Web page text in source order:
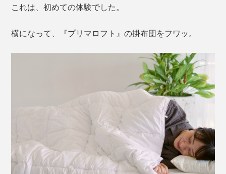
これは、初めての体験でした。
横になって、『プリマロフト』の掛布団をフワッ。